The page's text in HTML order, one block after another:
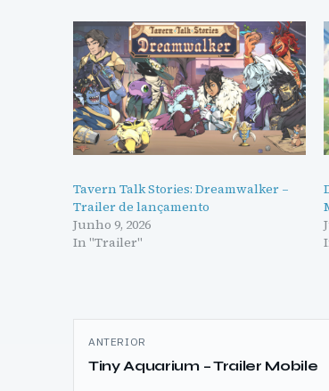
Tavern Talk Stories: Dreamwalker –
Trailer de lançamento
Junho 9, 2026
In "Trailer"
Navegação
de
ANTERIOR
Tiny Aquarium – Trailer Mobile